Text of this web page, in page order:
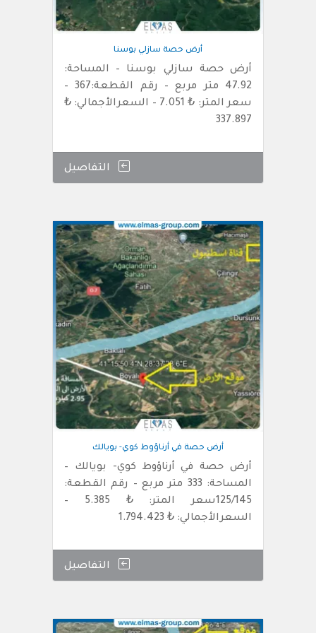
أرض حصة سازلي بوسنا
أرض حصة سازلي بوسنا – المساحة:
47.92 متر مربع – رقم القطعة:367 –
سعر المتر: ₺ 7.051 – السعرالأجمالي: ₺
337.897
التفاصيل
أرض حصة في أرناؤوط كوي- بويالك
أرض حصة في أرناؤوط كوي- بويالك –
المساحة: 333 متر مربع – رقم القطعة:
125/145سعر المتر: ₺ 5.385 –
السعرالأجمالي: ₺ 1.794.423
التفاصيل